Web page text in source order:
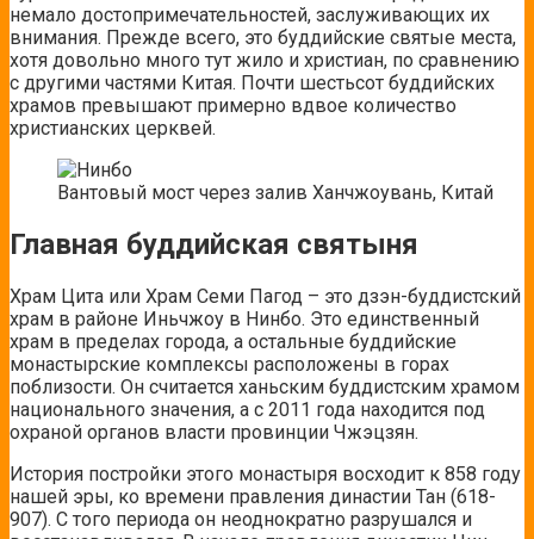
немало достопримечательностей, заслуживающих их
внимания. Прежде всего, это буддийские святые места,
хотя довольно много тут жило и христиан, по сравнению
с другими частями Китая. Почти шестьсот буддийских
храмов превышают примерно вдвое количество
христианских церквей.
Вантовый мост через залив Ханчжоувань, Китай
Главная буддийская святыня
Храм Цита или Храм Семи Пагод – это дзэн-буддистский
храм в районе Иньчжоу в Нинбо. Это единственный
храм в пределах города, а остальные буддийские
монастырские комплексы расположены в горах
поблизости. Он считается ханьским буддистским храмом
национального значения, а с 2011 года находится под
охраной органов власти провинции Чжэцзян.
История постройки этого монастыря восходит к 858 году
нашей эры, ко времени правления династии Тан (618-
907). С того периода он неоднократно разрушался и